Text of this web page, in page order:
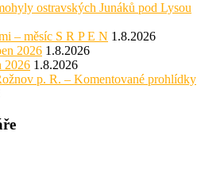
ostravských Junáků pod Lysou
– měsíc S R P E N 1.8.2026
2026 1.8.2026
2026 1.8.2026
p. R. – Komentované prohlídky